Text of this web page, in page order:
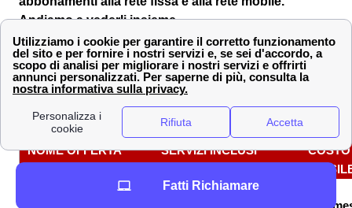
Andiamo a vederli insieme.
📱 Gli abbonamenti Vodafone mobile a Quartu
Sant'Elena
Qui i cittadini quartesi possono trovare sicuramente
un'offerta per giga, minuti ed sms che sia adatta alle
loro abitudini di utilizzo dello smartphone.
NOME OFFERTA
SERVIZI INCLUSI
COSTO
9,99 €/
Fatti Richiamare